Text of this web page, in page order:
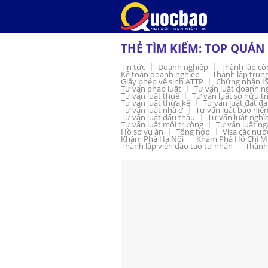
content
THẺ TÌM KIẾM:TOP
Tin tức Doanh nghiệp Thành lập
Kế toán doanh nghiệp Thành lập
Giấy phép vệ sinh ATTP Chứng nhận
Tư vấn pháp luật Tư vấn luật doanh
Tư vấn luật thuế Tư vấn luật sở hữu
Tư vấn luật thừa kế Tư vấn luật đất đai
Tư vấn luật nhà ở Tư vấn luật bảo
Tư vấn luật đấu thầu Tư vấn luật
Tư vấn luật môi trường Tư vấn luật
Hồ sơ vụ án Tổng hợp Visa các
Khám Phá Hà Nội Khám Phá Hồ Chí
Thành lập viện đào tạo tư nhân